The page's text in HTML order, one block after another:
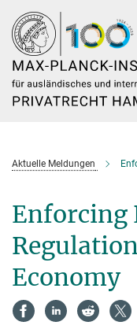
Hauptinhalt
Aktuelle Meldungen
Enforcing
Economy